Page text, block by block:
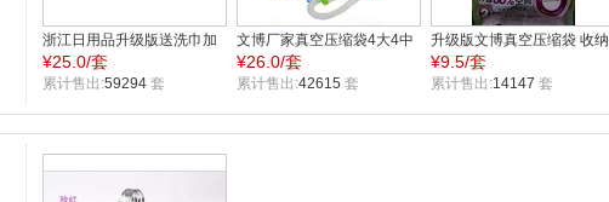
浙江日用品升级版送洗巾加
抽气泵 文博4大4中 真空压缩
袋 WB1264
¥25.0/套
累计售出:59294 套
文博厂家真空压缩袋4大4中
送抽气泵送洗巾 真空收纳袋
批发WB1264
¥26.0/套
累计售出:42615 套
升级版文博真空压缩袋 收纳
袋批发70*100两枚装带新泵
WB1722
¥9.5/套
累计售出:14147 套